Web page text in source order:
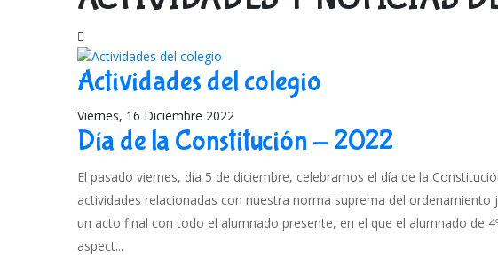
Actividades del colegio
Viernes, 16 Diciembre 2022
Día de la Constitución - 2022
El pasado viernes, día 5 de diciembre, celebramos el día de la
actividades relacionadas con nuestra norma suprema del
un acto final con todo el alumnado presente, en el que el alumnado de
aspect...